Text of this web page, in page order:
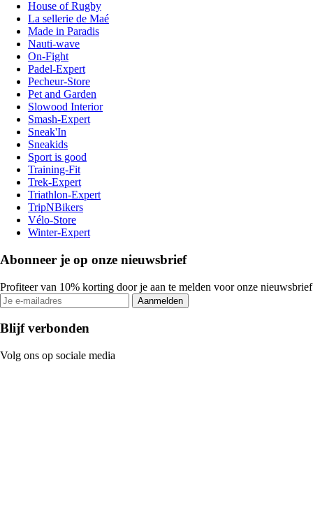
House of Rugby
La sellerie de Maé
Made in Paradis
Nauti-wave
On-Fight
Padel-Expert
Pecheur-Store
Pet and Garden
Slowood Interior
Smash-Expert
Sneak'In
Sneakids
Sport is good
Training-Fit
Trek-Expert
Triathlon-Expert
TripNBikers
Vélo-Store
Winter-Expert
Abonneer je op onze nieuwsbrief
Profiteer van 10% korting door je aan te melden voor onze nieuwsbrief
Aanmelden
Blijf verbonden
Volg ons op sociale media